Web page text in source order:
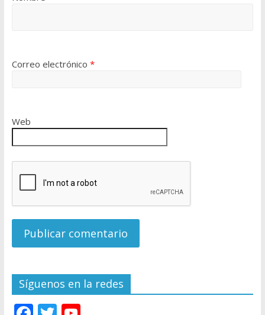
Correo electrónico *
Web
Síguenos en la redes